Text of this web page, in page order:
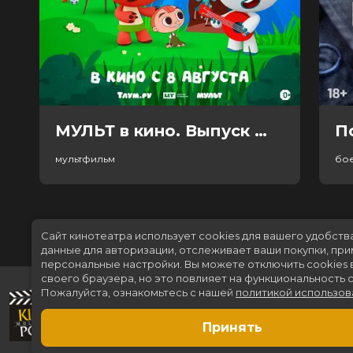
МУЛЬТ в кино. Выпуск №198. Некогда скучать (0+)
мультфильм
Сайт кинотеатра использует cookies для вашего
данные для авторизации, отслеживает ваши покупки,
персональные настройки. Вы можете отключить cookies
своего браузера, но это повлияет на функциональность
Пожалуйста, ознакомьтесь с нашей политикой
Принять